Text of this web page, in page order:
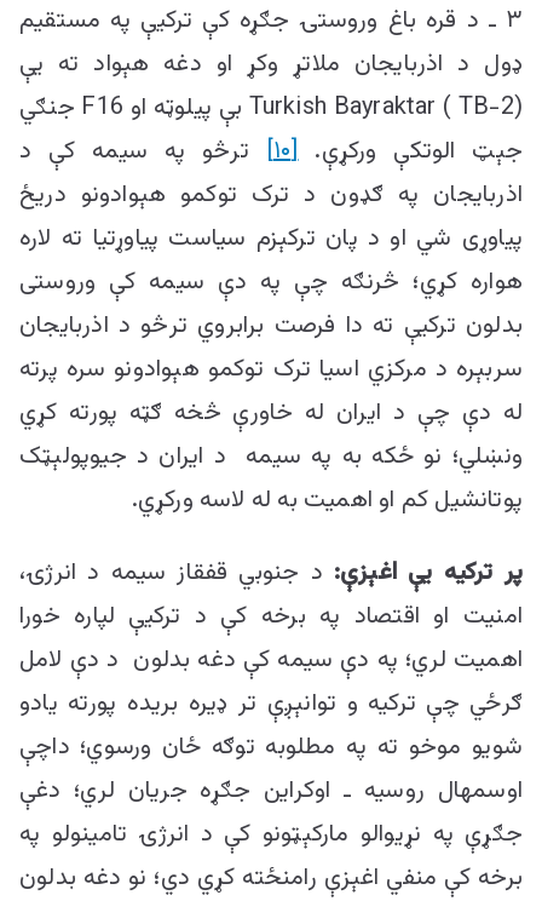
۳ ـ د قره باغ وروستۍ جګړه کې ترکیې په مستقیم
ډول د اذربایجان ملاتړ وکړ او دغه هېواد ته یې
Turkish Bayraktar ( TB-2) بې پیلوټه او F16 جنګي
جېټ الوتکې ورکړې.[۱۰]
ترڅو په سیمه کې د
اذربایجان په ګډون د ترک توکمو هېوادونو دریځ
پیاوړی شي او د پان ترکېزم سیاست پیاوړتیا ته لاره
هواره کړي؛ څرنګه چې په دې سیمه کې وروستی
بدلون ترکیې ته دا فرصت برابروي ترڅو د اذربایجان
سربېره د مرکزي اسیا ترک توکمو هېوادونو سره پرته
له دې چې د ایران له خاورې څخه ګټه پورته کړي
ونښلي؛ نو ځکه به په سیمه د ایران د جیوپولېټک
پوتانشیل کم او اهمیت به له لاسه ورکړي.
پر ترکیه یې اغېزې: د جنوبي قفقاز سیمه د انرژۍ،
امنیت او اقتصاد په برخه کې د ترکیې لپاره خورا
اهمیت لري؛ په دې سیمه کې دغه بدلون د دې لامل
ګرځي چې ترکیه و توانېږې تر ډیره بریده پورته یادو
شویو موخو ته په مطلوبه توګه ځان ورسوي؛ داچې
اوسمهال روسیه ـ اوکراین جګړه جریان لري؛ دغې
جګړې په نړیوالو مارکېټونو کې د انرژۍ تامینولو په
برخه کې منفي اغېزې رامنځته کړي دي؛ نو دغه بدلون